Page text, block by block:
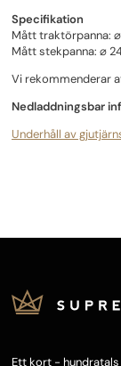
Specifikation
Mått traktörpanna:
Mått stekpanna: ⌀
Vi rekommenderar
Nedladdningsbar
Underhåll av
Ett kort -